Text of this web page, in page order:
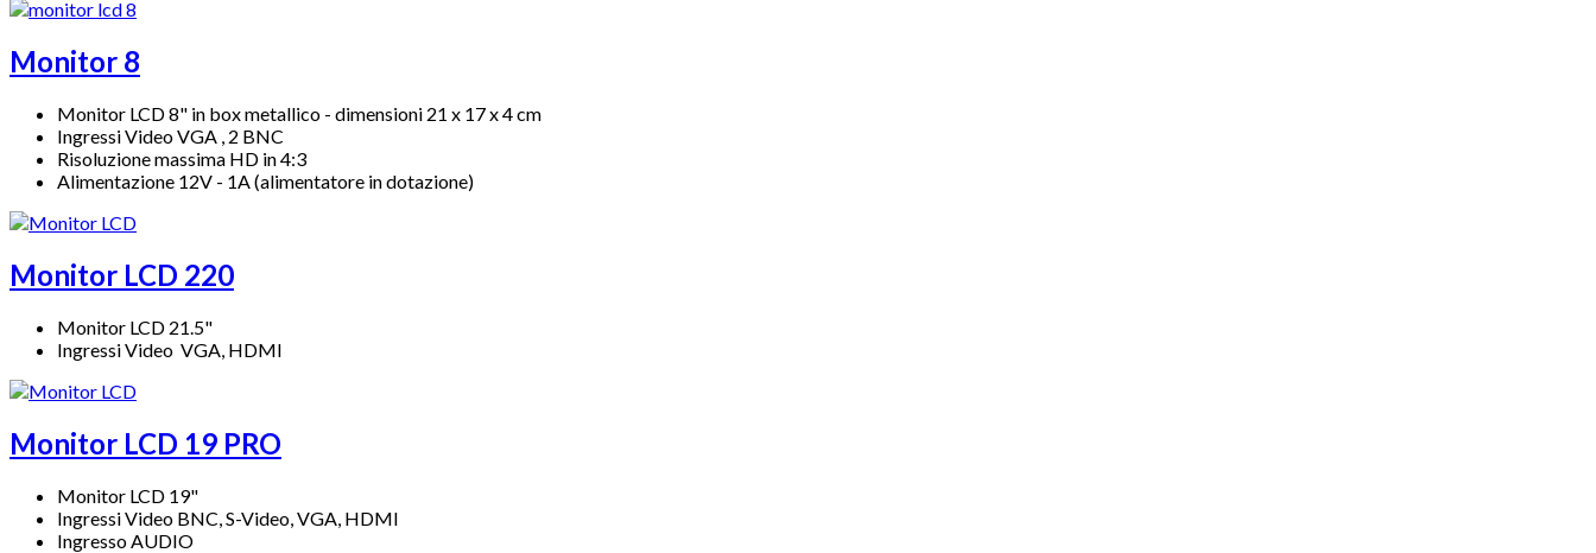
Monitor 8
Monitor LCD 8" in box metallico - dimensioni 21 x 17 x 4 cm
Ingressi Video VGA , 2 BNC
Risoluzione massima HD in 4:3
Alimentazione 12V - 1A (alimentatore in dotazione)
Monitor LCD 220
Monitor LCD 21.5"
Ingressi Video VGA, HDMI
Monitor LCD 19 PRO
Monitor LCD 19"
Ingressi Video BNC, S-Video, VGA, HDMI
Ingresso AUDIO